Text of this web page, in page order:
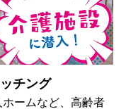
チング
ームなど、高齢者